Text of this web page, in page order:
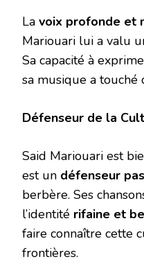
La voix profonde et
Mariouari lui a valu
Sa capacité à
sa musique a
Défenseur de la
Said Mariouari est
est un défenseur
berbère. Ses
l’identité rifaine et
faire connaître cette
frontières.